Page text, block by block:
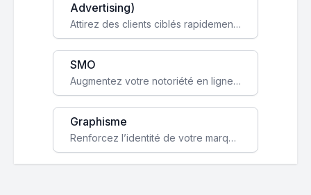
Advertising)
Attirez des clients ciblés rapidement avec des campagnes publicitaires payantes optimisées pour vos objectifs.
SMO
Augmentez votre notoriété en ligne et stimulez la croissance de votre entreprise grâce à une stratégie sociale sur mesure.
Graphisme
Renforcez l’identité de votre marque avec un design unique qui capte l’attention et engage vos clients.